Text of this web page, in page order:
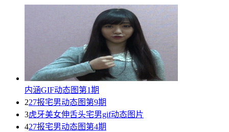
内涵GIF动态图第1期
227报宅男动态图第9期
3虎牙美女伸舌头宅男gif动态图片
427报宅男动态图第4期